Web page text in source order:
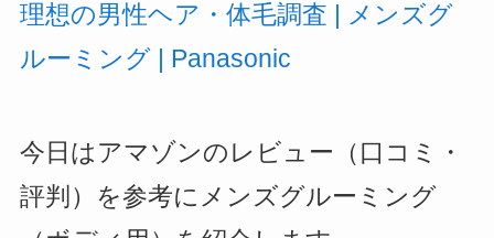
理想の男性ヘア・体毛調査 | メンズグ
ルーミング | Panasonic
今日はアマゾンのレビュー（口コミ・
評判）を参考にメンズグルーミング